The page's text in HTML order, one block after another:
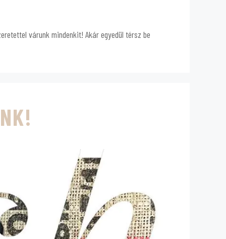
várunk mindenkit! Akár egyedül térsz be